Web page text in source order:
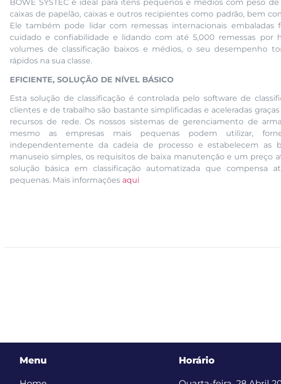
BÖWE SYSTEC é ideal para itens pequenos e médios com peso
caixas de papelão, caixas e outros recipientes como padrão, bem
Ele também pode lidar com remessas internacionais embaladas
cuidado e confiabilidade e lidando com até 5,000 remessas por
volumes de classificação baixos e médios, o seu desempenho
rápidos na sua classe.
EFICIENTE, SOLUÇÃO DE NÍVEL BÁSICO
Esta solução de classificação é controlada pelo software de
clientes e de trabalho são bastante simplificadas e aceleradas
recursos de rede. Os nossos sistemas de gerenciamento de
mesmo as empresas mais pequenas podem utilizar,
independentemente da cadeia de processo e estabelecem as
manuseio simples, os requisitos de baixa manutenção e um preço
solução básica em classificação automatizada que compensa
pequenas. Mais informações aqui
Menu Horário